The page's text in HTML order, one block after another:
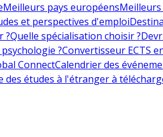
Meilleurs pays européens
et perspectives d'emploi
?Quelle spécialisation choisir ?
?Convertisseur ECTS
ConnectCalendrier des
des études à l'étranger à